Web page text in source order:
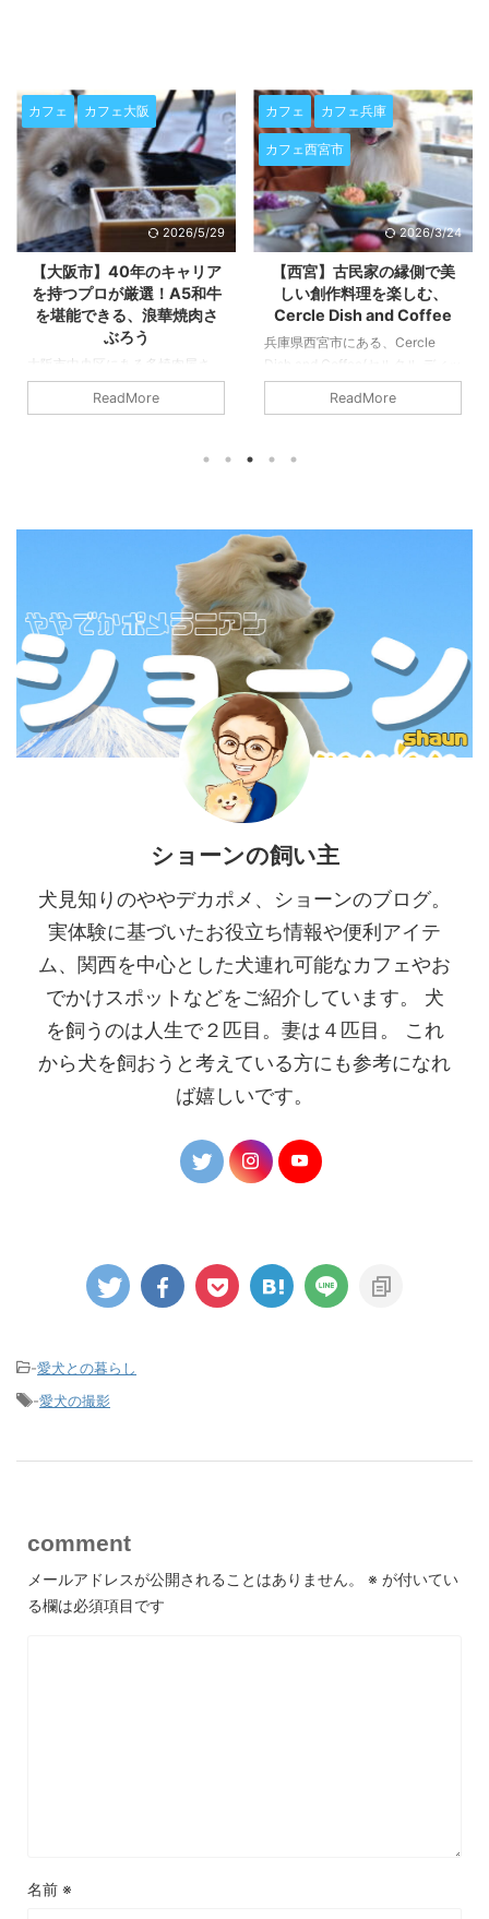
カフェ カフェ大阪
2026/5/29
【大阪市】40年のキャリア
を持つプロが厳選！A5和牛
を堪能できる、浪華焼肉さ
ぶろう
大阪市中央区にある多焼肉屋さ
ん、浪華焼肉さぶろうへ行ってき
ました。 大阪で本当に美味しい
ちの間でも話題を集めています。
「浪華焼肉さぶろう」が選ば
れる3つの絶対的な理由 数ある焼
肉店のなかでも、同店が圧倒的な
支持を得ているのには明確な理由
があります。 お席について カウ
ンター席や広々とした半個室を完
備。全面禁 ...
ReadMore
カフェ カフェ兵庫
カフェ西宮市
2026/3/24
【西宮】古民家の縁側で美
しい創作料理を楽しむ、
Cercle Dish and Coffee
兵庫県西宮市にある、Cercle
Dish and Coffee(セルクル ディッ
シュアンドコーヒー)へ行ってき
ました。 西宮市・苦楽園の閑静
の枠を超え、訪れる人の心と体を
満たしてくれる特別な場所です。
地元の食通たちからも愛され、遠
方からわざわざ足を運ぶファンも
絶えないその魅力をご紹介しま
す。 苦楽園の街に溶け込む、隠
れ家のようなロケーシ ...
ReadMore
ショーンの飼い主
犬見知りのややデカポメ、ショーンのブログ。
実体験に基づいたお役立ち情報や便利アイテ
ム、関西を中心とした犬連れ可能なカフェやお
でかけスポットなどをご紹介しています。 犬
を飼うのは人生で２匹目。妻は４匹目。 これ
から犬を飼おうと考えている方にも参考になれ
ば嬉しいです。
-愛犬との暮らし
-愛犬の撮影
comment
メールアドレスが公開されることはありません。 ※ が付いてい
る欄は必須項目です
名前 ※